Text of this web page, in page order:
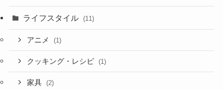
ライフスタイル (11)
アニメ (1)
クッキング・レシピ (1)
家具 (2)